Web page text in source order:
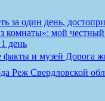
за один день,
мой честный
день
факты и музей
Реж Свердловской